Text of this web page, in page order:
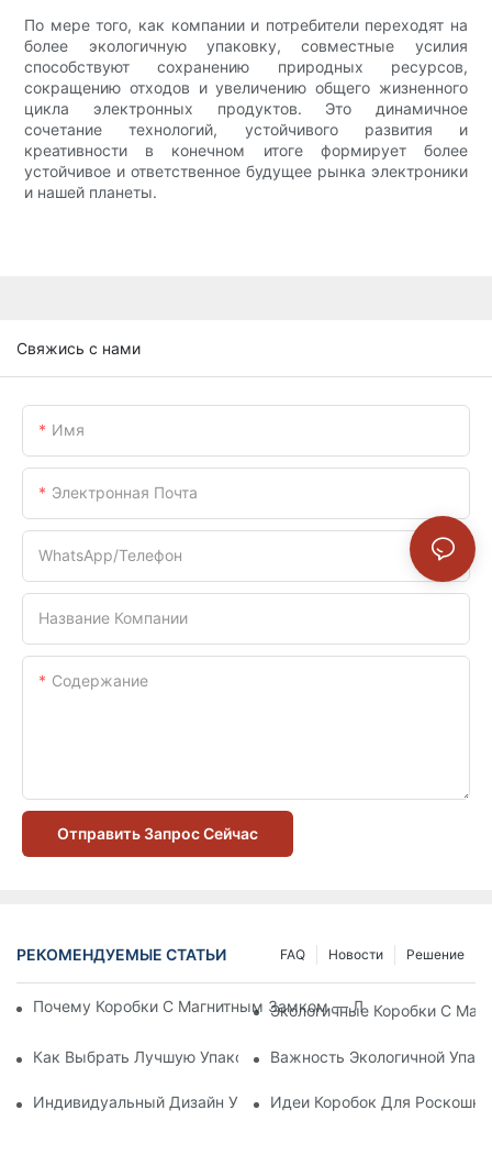
По мере того, как компании и потребители переходят на
более экологичную упаковку, совместные усилия
способствуют сохранению природных ресурсов,
сокращению отходов и увеличению общего жизненного
цикла электронных продуктов. Это динамичное
сочетание технологий, устойчивого развития и
креативности в конечном итоге формирует более
устойчивое и ответственное будущее рынка электроники
и нашей планеты.
Свяжись с нами
Имя
Электронная Почта
WhatsApp/телефон
Название Компании
Содержание
Отправить Запрос Сейчас
РЕКОМЕНДУЕМЫЕ СТАТЬИ Решение
Новости
FAQ
Почему Коробки С Магнитным Замком — Лучший Выбор
Экологичные Коробки С
Как Выбрать Лучшую Упаковку Для Средств По Уходу За
Важность Экологичной
Индивидуальный Дизайн Упаковки Для Средств По
Идеи Коробок Для